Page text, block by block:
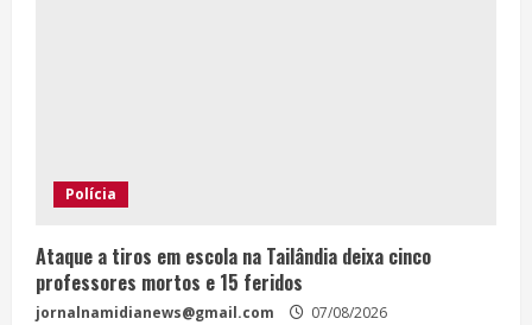
Polícia
Ataque a tiros em escola na Tailândia deixa cinco
professores mortos e 15 feridos
jornalnamidianews@gmail.com 07/08/2026